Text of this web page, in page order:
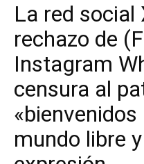
La red social
rechazo de
Instagram
censura al
mundo libre